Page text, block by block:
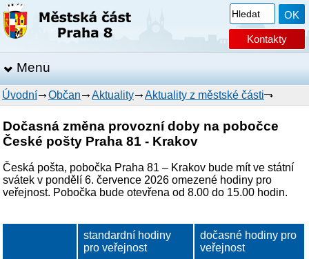
Kontakty
Menu
Úvodní Občan Aktuality Aktuality z městské části
Dočasná změna provozní doby na pobočce
České pošty Praha 81 - Krakov
Česká pošta, pobočka Praha 81 – Krakov bude mít ve státní
svátek v pondělí 6. července 2026 omezené hodiny pro
veřejnost. Pobočka bude otevřena od 8.00 do 15.00 hodin.
standardní hodiny
pro veřejnost
dočasné hodiny pro
veřejnost